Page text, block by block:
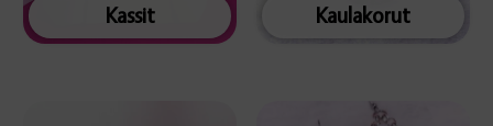
Kassit Kaulakorut